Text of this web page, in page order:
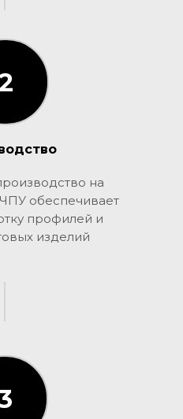
на
обеспечивает
профилей и
изделий